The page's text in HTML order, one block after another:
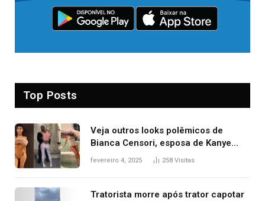
Top Posts
Veja outros looks polêmicos de
Bianca Censori, esposa de Kanye
West que apareceu nua no Grammy
fevereiro 4, 2025 258 Visitas
Tratorista morre após trator capotar